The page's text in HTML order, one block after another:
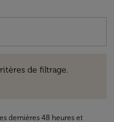
de filtrage.
dernières 48 heures et